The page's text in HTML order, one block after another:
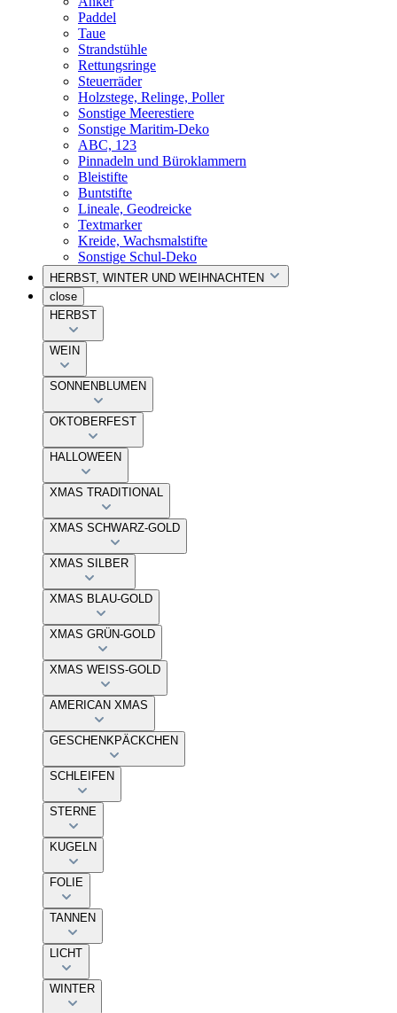
Paddel
Taue
Strandstühle
Rettungsringe
Steuerräder
Holzstege, Relinge, Poller
Sonstige Meerestiere
Sonstige Maritim-Deko
ABC, 123
Pinnadeln und Büroklammern
Bleistifte
Buntstifte
Lineale, Geodreicke
Textmarker
Kreide, Wachsmalstifte
Sonstige Schul-Deko
HERBST, WINTER UND WEIHNACHTEN
close
HERBST
WEIN
SONNENBLUMEN
OKTOBERFEST
HALLOWEEN
XMAS TRADITIONAL
XMAS SCHWARZ-GOLD
XMAS SILBER
XMAS BLAU-GOLD
XMAS GRÜN-GOLD
XMAS WEISS-GOLD
AMERICAN XMAS
GESCHENKPÄCKCHEN
SCHLEIFEN
STERNE
KUGELN
FOLIE
TANNEN
LICHT
WINTER